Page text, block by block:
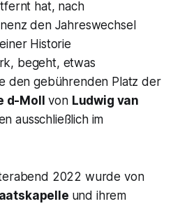
hat, nach
den Jahreswechsel
Historie
begeht, etwas
den gebührenden Platz der
d-Moll von Ludwig van
ausschließlich im
2022 wurde von
und ihrem